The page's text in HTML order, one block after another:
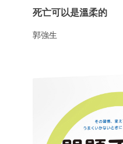
死亡可以是溫柔的
郭強生